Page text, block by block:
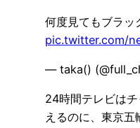
何度見てもブラッ
pic.twitter.com/
— taka()
24時間テレビは
えるのに、東京